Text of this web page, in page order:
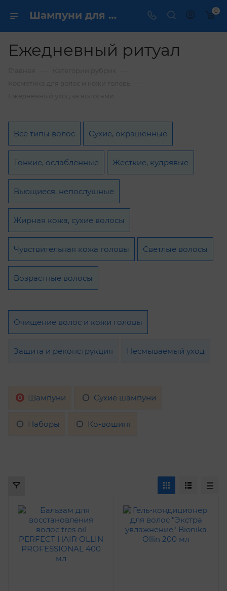
Шампуни для волос для ежедневного применения купить по выгодной цене ✔️ - Все типы волос - Сухие, окрашенные - Тонкие, ослабленные - Жесткие, кудрявые - Вьющиеся, непослушные - Жирная кожа, сухие волосы - Чувствительная кожа головы - Светлые волосы - Возрастные волосы 0
Ежедневный ритуал
Все типы волос Сухие, окрашенные
Тонкие, ослабленные Жесткие, кудрявые
Вьющиеся, непослушные
Жирная кожа, сухие волосы
Чувствительная кожа головы Светлые волосы
Возрастные волосы
Очищение волос и кожи головы
Защита и реконструкция Несмываемый уход
Шампуни Сухие шампуни
Наборы Ко-вошинг